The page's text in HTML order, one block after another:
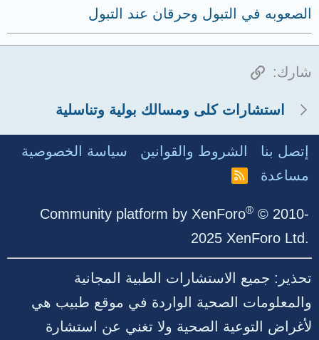
الصعوبه في التبول وحرقان عند التبول
شارك: الرابط
استشارات كلى ومسالك بولية وتناسلية
إتصل بنا الشروط والقوانين
سياسة الخصوصية
مساعدة
R
Community platform by XenForo® © 2010-
2025 XenForo Ltd.
تحذير: جميع الاستشارات الطبية المجانية
والمعلومات الصحية الواردة في موقع طبيب هي
لأغراض التوعية الصحية ولا تغني عن استشارة